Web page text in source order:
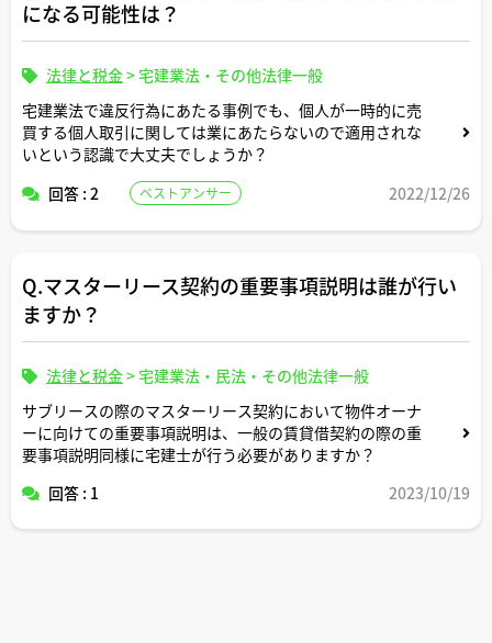
になる可能性は？
法律と税金>宅建業法・その他法律一般
宅建業法で違反行為にあたる事例でも、個人が一時的に売
買する個人取引に関しては業にあたらないので適用されな
いという認識で大丈夫でしょうか？
回答 : 2
ベストアンサー 2022/12/26
Q.マスターリース契約の重要事項説明は誰が行い
ますか？
法律と税金>宅建業法・民法・その他法律一般
サブリースの際のマスターリース契約において物件オーナ
ーに向けての重要事項説明は、一般の賃貸借契約の際の重
要事項説明同様に宅建士が行う必要がありますか？
回答 : 1
2023/10/19